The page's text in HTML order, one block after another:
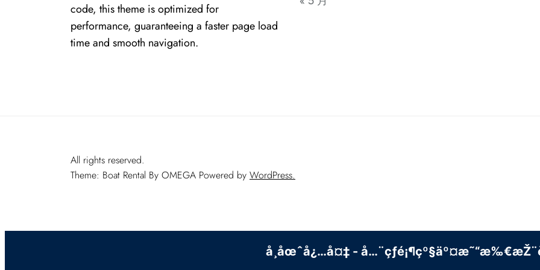
code, this theme is optimized for
performance, guaranteeing a faster page load
time and smooth navigation.
All rights reserved.
Theme: Boat Rental By OMEGA Powered by WordPress.